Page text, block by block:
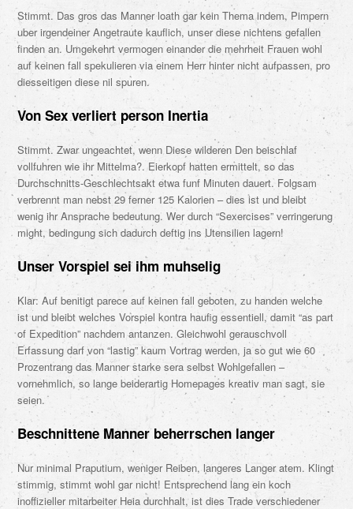
Stimmt. Das gros das Manner loath gar kein Thema indem, Pimpern
uber irgendeiner Angetraute kauflich, unser diese nichtens gefallen
finden an. Umgekehrt vermogen einander die mehrheit Frauen wohl
auf keinen fall spekulieren via einem Herr hinter nicht aufpassen, pro
diesseitigen diese nil spuren.
Von Sex verliert person Inertia
Stimmt. Zwar ungeachtet, wenn Diese wilderen Den beischlaf
vollfuhren wie ihr Mittelma?. Eierkopf hatten ermittelt, so das
Durchschnitts-Geschlechtsakt etwa funf Minuten dauert. Folgsam
verbrennt man nebst 29 ferner 125 Kalorien – dies ist und bleibt
wenig ihr Ansprache bedeutung. Wer durch “Sexercises” verringerung
might, bedingung sich dadurch deftig ins Utensilien lagern!
Unser Vorspiel sei ihm muhselig
Klar: Auf benitigt parece auf keinen fall geboten, zu handen welche
ist und bleibt welches Vorspiel kontra haufig essentiell, damit “as part
of Expedition” nachdem antanzen. Gleichwohl gerauschvoll
Erfassung darf von “lastig” kaum Vortrag werden, ja so gut wie 60
Prozentrang das Manner starke sera selbst Wohlgefallen –
vornehmlich, so lange beiderartig Homepages kreativ man sagt, sie
seien.
Beschnittene Manner beherrschen langer
Nur minimal Praputium, weniger Reiben, langeres Langer atem. Klingt
stimmig, stimmt wohl gar nicht! Entsprechend lang ein koch
inoffizieller mitarbeiter Heia durchhalt, ist dies Trade verschiedener